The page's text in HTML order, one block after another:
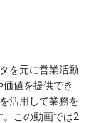
を元に営業活動
値を提供でき
活用して業務を
この動画では2